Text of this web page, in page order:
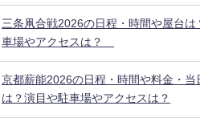
三条凧合戦2026の日程・時間や屋台は
車場やアクセスは？
京都薪能2026の日程・時間や料金・当
は？演目や駐車場やアクセスは？